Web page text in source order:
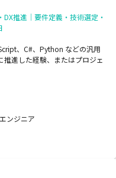
DX推進｜要件定義・技術選定・
、C#、Python などの汎用
進した経験、またはプロジェ
ンジニア